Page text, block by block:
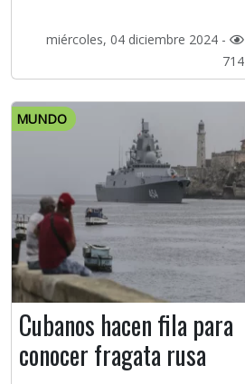
miércoles, 04 diciembre 2024 -
714
MUNDO
Cubanos hacen fila para
conocer fragata rusa